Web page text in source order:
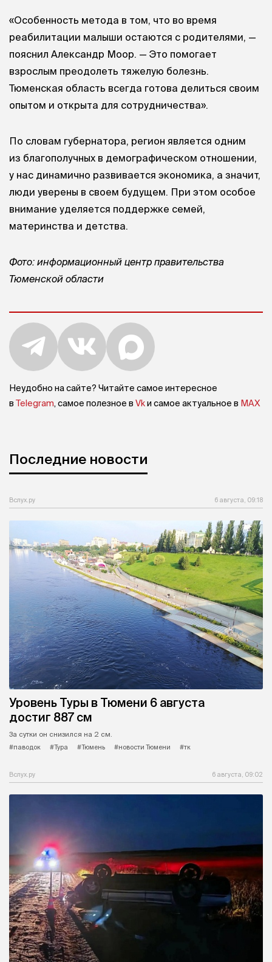
«Особенность метода в том, что во время
реабилитации малыши остаются с родителями, —
пояснил Александр Моор. — Это помогает
взрослым преодолеть тяжелую болезнь.
Тюменская область всегда готова делиться своим
опытом и открыта для сотрудничества».
По словам губернатора, регион является одним
из благополучных в демографическом отношении,
у нас динамично развивается экономика, а значит,
люди уверены в своем будущем. При этом особое
внимание уделяется поддержке семей,
материнства и детства.
Фото: информационный центр правительства
Тюменской области
Неудобно на сайте? Читайте самое интересное
в Telegram, самое полезное в Vkи самое актуальное в MAX
Последние новости
Вслух.ру 6 августа, 09:18
Уровень Туры в Тюмени 6 августа
достиг 887 см
За сутки он снизился на 2 см.
#паводок
#Тура #Тюмень #новости Тюмени #тк
Вслух.ру 6 августа, 09:02